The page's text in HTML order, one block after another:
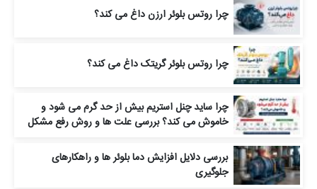
چرا روتس بلوئر ارزن داغ می‌ کند؟
چرا روتس بلوئر گریتک داغ می‌ کند؟
چرا ساید چنل استریم بیش از حد گرم می‌ شود و
خاموش می‌ کند؟ بررسی علت‌ ها و روش رفع مشکل
بررسی دلایل افزایش دما بلوئر ها و راهکارهای
جلوگیری